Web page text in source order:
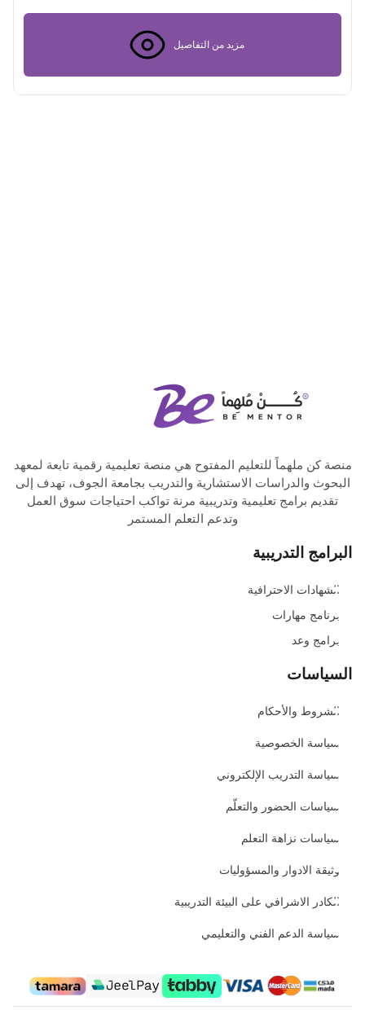
مزيد من التفاصيل
منصة كن ملهماً للتعليم المفتوح هي منصة تعليمية رقمية تابعة لمعهد
البحوث والدراسات الاستشارية والتدريب بجامعة الجوف، تهدف إلى
تقديم برامج تعليمية وتدريبية مرنة تواكب احتياجات سوق العمل
وتدعم التعلم المستمر
البرامج التدريبية
الشهادات الاحترافية
برنامج مهارات
برامج وعد
السياسات
الشروط والأحكام
سياسة الخصوصية
سياسة التدريب الإلكتروني
سياسات الحضور والتعلّم
سياسات نزاهة التعلم
وثيقة الادوار والمسؤوليات
الكادر الاشرافي على البيئة التدريبية
سياسة الدعم الفني والتعليمي